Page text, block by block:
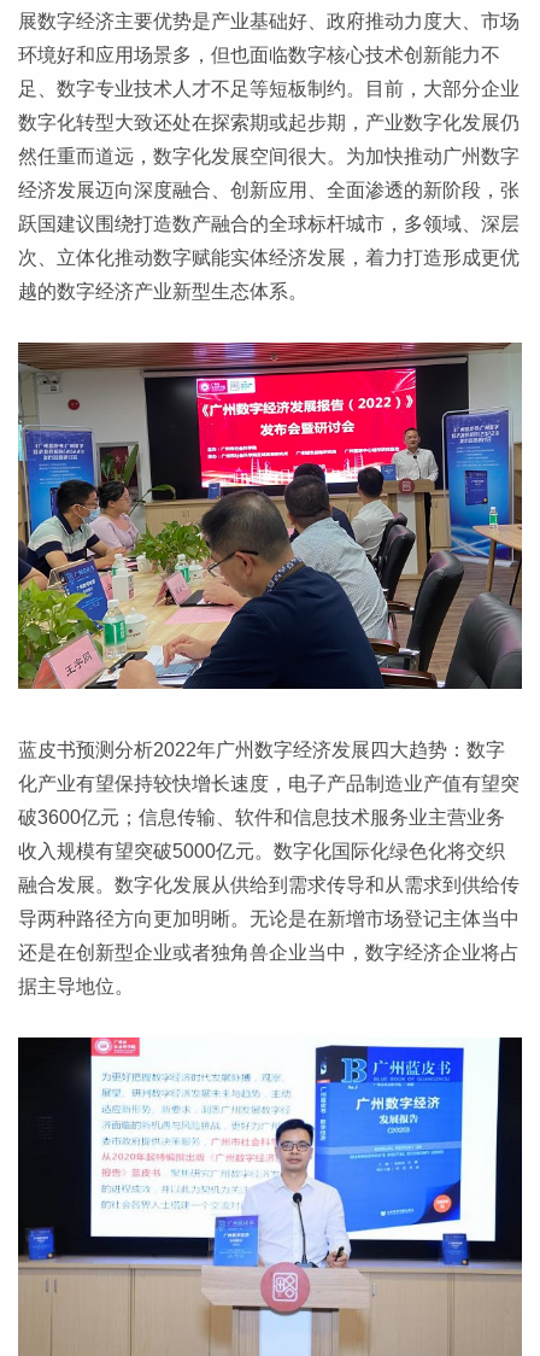
展数字经济主要优势是产业基础好、政府推动力度大、市场
环境好和应用场景多，但也面临数字核心技术创新能力不
足、数字专业技术人才不足等短板制约。目前，大部分企业
数字化转型大致还处在探索期或起步期，产业数字化发展仍
然任重而道远，数字化发展空间很大。为加快推动广州数字
经济发展迈向深度融合、创新应用、全面渗透的新阶段，张
跃国建议围绕打造数产融合的全球标杆城市，多领域、深层
次、立体化推动数字赋能实体经济发展，着力打造形成更优
越的数字经济产业新型生态体系。
蓝皮书预测分析2022年广州数字经济发展四大趋势：数字
化产业有望保持较快增长速度，电子产品制造业产值有望突
破3600亿元；信息传输、软件和信息技术服务业主营业务
收入规模有望突破5000亿元。数字化国际化绿色化将交织
融合发展。数字化发展从供给到需求传导和从需求到供给传
导两种路径方向更加明晰。无论是在新增市场登记主体当中
还是在创新型企业或者独角兽企业当中，数字经济企业将占
据主导地位。